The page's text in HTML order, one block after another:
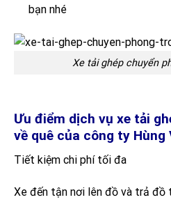
bạn nhé
Xe tải ghép chuyển
Ưu điểm dịch vụ xe tải
về quê của công ty Hùng
Tiết kiệm chi phí tối đa
Xe đến tận nơi lên đồ và trả đồ